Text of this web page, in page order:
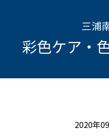
三浦
彩色ケア・
2020年